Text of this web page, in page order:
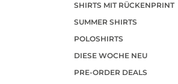
SHIRTS MIT RÜCKENPRINT
SUMMER SHIRTS
POLOSHIRTS
DIESE WOCHE NEU
PRE-ORDER DEALS